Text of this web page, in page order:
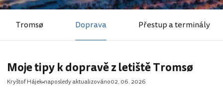
Tromsø Doprava Přestup a terminály
Moje tipy k dopravě z letiště Tromsø
Kryštof Hájek naposledy aktualizováno02. 06. 2026